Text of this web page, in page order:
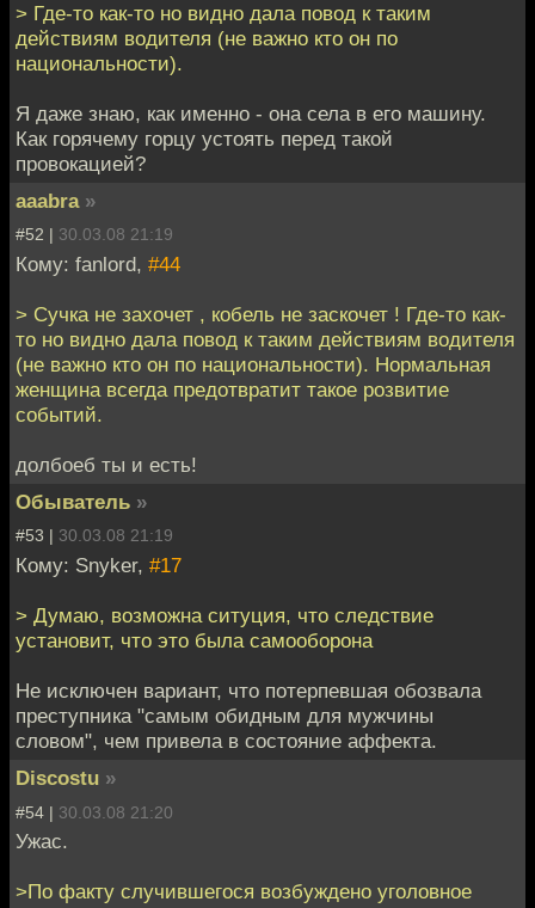
> Где-то как-то но видно дала повод к таким
действиям водителя (не важно кто он по
национальности).
Я даже знаю, как именно - она села в его машину.
Как горячему горцу устоять перед такой
провокацией?
aaabra »
#52 | 30.03.08 21:19
Кому: fanlord, #44
> Сучка не захочет , кобель не заскочет ! Где-то как-
то но видно дала повод к таким действиям водителя
(не важно кто он по национальности). Нормальная
женщина всегда предотвратит такое розвитие
событий.
долбоеб ты и есть!
Обыватель »
#53 | 30.03.08 21:19
Кому: Snyker, #17
> Думаю, возможна ситуция, что следствие
установит, что это была самооборона
Не исключен вариант, что потерпевшая обозвала
преступника "самым обидным для мужчины
словом", чем привела в состояние аффекта.
Discostu »
#54 | 30.03.08 21:20
Ужас.
>По факту случившегося возбуждено уголовное